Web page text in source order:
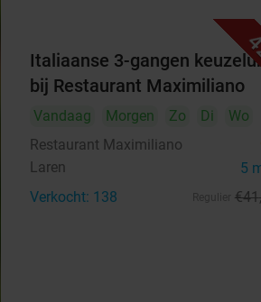
Italiaanse 3-gangen
bij Restaurant Maximiliano
Vandaag Morgen Zo Di
Wo
Restaurant Maximiliano
Laren 5
Verkocht: 138 €41